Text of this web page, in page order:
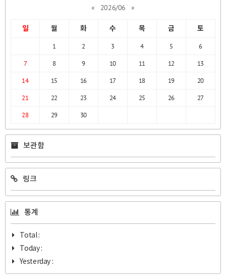
« 2026/06 »
일 월 화 수 목 금 토
1 2 3 4 5
6
7
8 9 10 11 12
13
14
15 16 17 18 19
20
21
22 23 24 25 26
27
28
29 30
보관함
링크
통계
Total :
Today :
Yesterday :